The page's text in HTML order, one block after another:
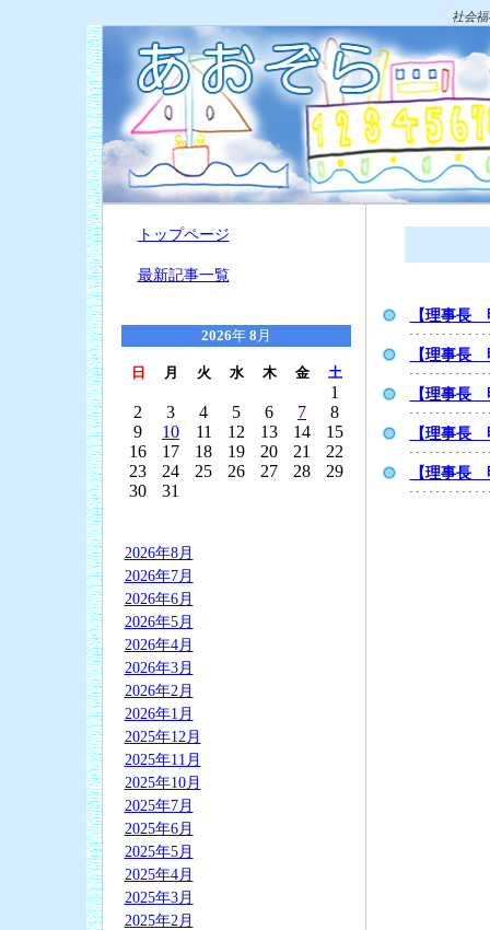
社会
トップページ
最新記事一覧
2026年 8 月
日 月 火 水 木 金 土
1
2
3 4 5 6 7
8
9
10 11 12 13 14
15
16
17 18 19 20 21
22
23
24 25 26 27 28
29
30
31
2026年8月
2026年7月
2026年6月
2026年5月
2026年4月
2026年3月
2026年2月
2026年1月
2025年12月
2025年11月
2025年10月
2025年7月
2025年6月
2025年5月
2025年4月
2025年3月
2025年2月
【理事長
【理事長
【理事長
【理事長
【理事長